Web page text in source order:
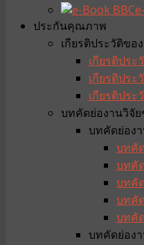
ประกันคุณภาพ
เกียรติประวัติขอ
เกียรติปร
เกียรติปร
เกียรติปร
บทคัดย่องานวิจัย
บทคัดย่อง
บทคั
บทคั
บทคั
บทคั
บทคั
บทคัดย่อง